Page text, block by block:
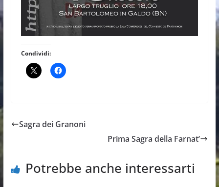
Condividi:
Sagra dei Granoni
Prima Sagra della Farnat’
Potrebbe anche interessarti